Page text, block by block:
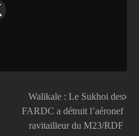
Walikale : Le Sukhoi des
FARDC a détruit l’aéronef
ravitailleur du M23/RDF